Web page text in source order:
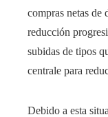
compras netas de
reducción
subidas de tipos
centrale para
Debido a esta